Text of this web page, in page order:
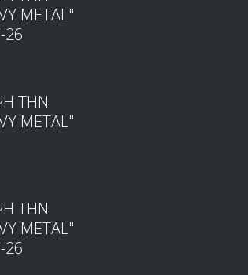
METAL"
26
ΤΗΝ
METAL"
ΤΗΝ
METAL"
26